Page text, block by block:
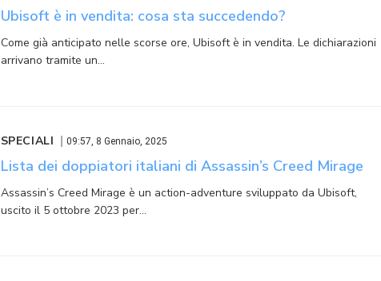
Ubisoft è in vendita: cosa sta succedendo?
Come già anticipato nelle scorse ore, Ubisoft è in vendita. Le dichiarazioni
arrivano tramite un…
SPECIALI 09:57, 8 Gennaio, 2025
Lista dei doppiatori italiani di Assassin’s Creed Mirage
Assassin’s Creed Mirage è un action-adventure sviluppato da Ubisoft,
uscito il 5 ottobre 2023 per…